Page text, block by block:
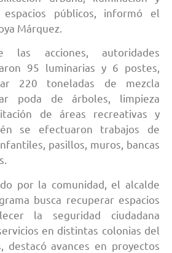
públicos, informó el
Márquez.
acciones, autoridades
95 luminarias y 6 postes,
220 toneladas de mezcla
poda de árboles, limpieza
de áreas recreativas y
se efectuaron trabajos de
pasillos, muros, bancas
por la comunidad, el alcalde
busca recuperar espacios
la seguridad ciudadana
en distintas colonias del
destacó avances en proyectos